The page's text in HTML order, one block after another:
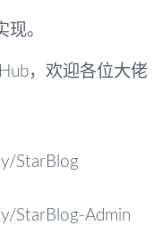
。
，欢迎各位大佬
StarBlog
StarBlog-Admin